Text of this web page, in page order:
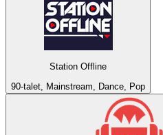
Station Offline
90-talet, Mainstream, Dance, Pop